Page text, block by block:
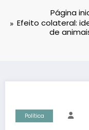
Página
Efeito colateral:
de
Política